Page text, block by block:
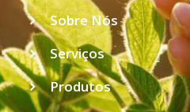
Sobre Nós
Serviços
Produtos